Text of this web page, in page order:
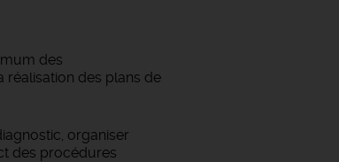
des
des plans de
organiser
des procédures